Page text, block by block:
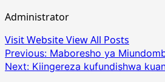
Administrator
Visit WebsiteView All Posts
Post
navigation
Previous: Maboresho ya
Next: Kiingereza kufundishwa